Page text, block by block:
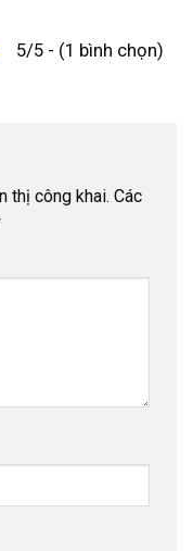
5/5 - (1 bình chọn)
thị công khai. Các